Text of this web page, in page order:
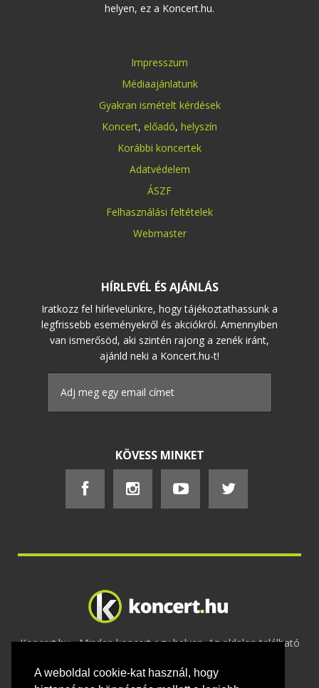
A weboldal cookie-kat használ, hogy
helyen, ez a Koncert.hu.
Impresszum
Médiaajánlatunk
Gyakran ismételt kérdések
Koncert, előadó, helyszín
Korábbi koncertek
Adatvédelem
ÁSZF
Felhasználási feltételek
Webmaster
HÍRLEVÉL ÉS AJÁNLÁS
Iratkozz fel hírlevelünkre, hogy tájékoztathassunk a
legfrissebb eseményekről és akciókról. Amennyiben
van ismerősöd, aki szintén rajong a zenék iránt,
ajánld neki a Koncert.hu-t!
KÖVESS MINKET
Koncert.hu - Minden koncert egy helyen. Az oldalon található
2020 Adatvédelem-ÁSZF-Felhasználási